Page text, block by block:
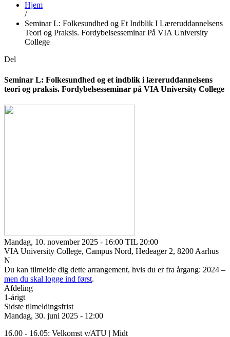
Hjem
/
Seminar L: Folkesundhed og Et Indblik I Læreruddannelsens
Teori og Praksis. Fordybelsesseminar På VIA University
College
Del
Seminar L: Folkesundhed og et indblik i læreruddannelsens
teori og praksis. Fordybelsesseminar på VIA University College
Mandag, 10. november 2025 - 16:00 TIL 20:00
VIA University College, Campus Nord, Hedeager 2, 8200 Aarhus
N
Du kan tilmelde dig dette arrangement, hvis du er fra årgang: 2024 –
men du skal logge ind først.
Afdeling
1-årigt
Sidste tilmeldingsfrist
Mandag, 30. juni 2025 - 12:00
16.00 - 16.05: Velkomst v/ATU | Midt